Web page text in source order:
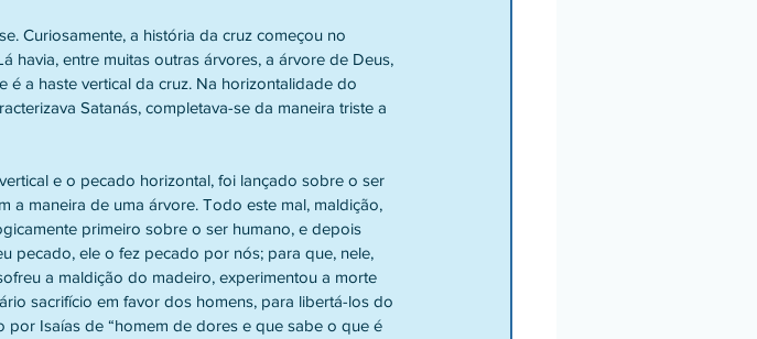
Curiosamente, a história da cruz começou no
havia, entre muitas outras árvores, a árvore de Deus,
a haste vertical da cruz. Na horizontalidade do
Satanás, completava-se da maneira triste a
e o pecado horizontal, foi lançado sobre o ser
a maneira de uma árvore. Todo este mal, maldição,
primeiro sobre o ser humano, e depois
pecado, ele o fez pecado por nós; para que, nele,
a maldição do madeiro, experimentou a morte
sacrifício em favor dos homens, para libertá-los do
por Isaías de “homem de dores e que sabe o que é